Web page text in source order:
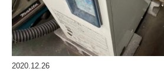
2020.12.26